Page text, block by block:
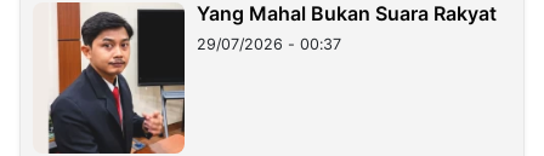
Yang Mahal Bukan Suara Rakyat
29/07/2026 - 00:37